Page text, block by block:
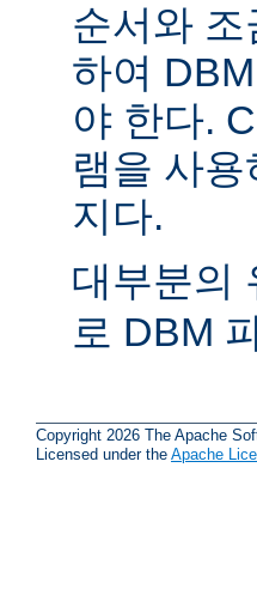
순서와
하여
야 한다.
램을 사
지다.
대부분의
로 DBM
Copyright 2026 The Apache
Licensed under the Apache